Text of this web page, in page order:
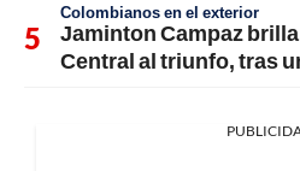
Colombianos en el exterior
Jaminton Campaz
Central al triunfo, tras